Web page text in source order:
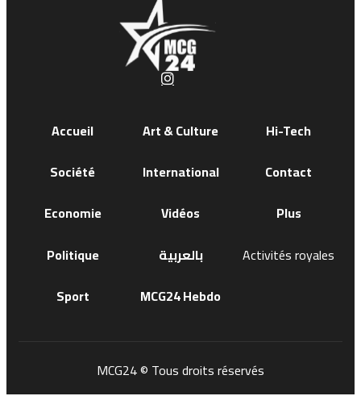
Accueil
Société
Economie
Politique
Sport
Art & Culture
International
Vidéos
بالعربية
MCG24 Hebdo
Hi-Tech
Contact
Plus
Activités royales
MCG24 © Tous droits réservés